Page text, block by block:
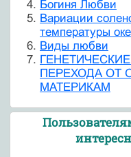
Богиня Любви
Вариации
температуры
Виды любви
ПЕРЕХОДА ОТ
МАТЕРИКАМ